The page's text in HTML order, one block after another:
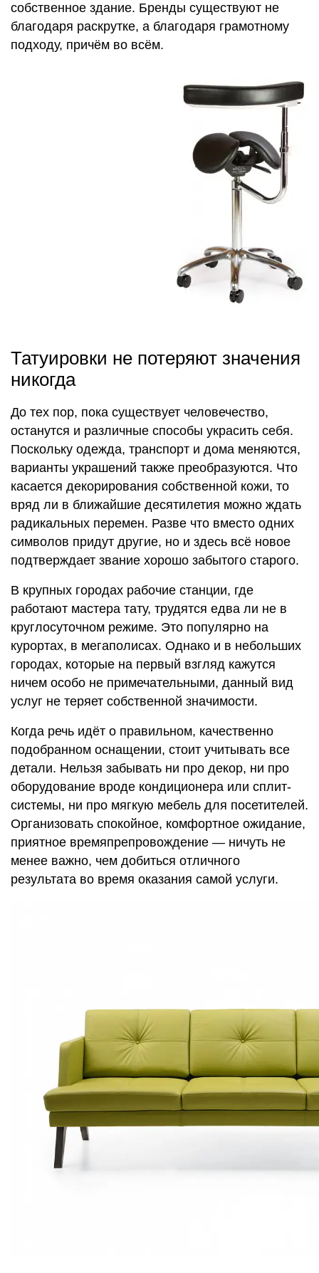
собственное здание. Бренды существуют не
благодаря раскрутке, а благодаря грамотному
подходу, причём во всём.
Татуировки не потеряют значения
никогда
До тех пор, пока существует человечество,
останутся и различные способы украсить себя.
Поскольку одежда, транспорт и дома меняются,
варианты украшений также преобразуются. Что
касается декорирования собственной кожи, то
вряд ли в ближайшие десятилетия можно ждать
радикальных перемен. Разве что вместо одних
символов придут другие, но и здесь всё новое
подтверждает звание хорошо забытого старого.
В крупных городах рабочие станции, где
работают мастера тату, трудятся едва ли не в
круглосуточном режиме. Это популярно на
курортах, в мегаполисах. Однако и в небольших
городах, которые на первый взгляд кажутся
ничем особо не примечательными, данный вид
услуг не теряет собственной значимости.
Когда речь идёт о правильном, качественно
подобранном оснащении, стоит учитывать все
детали. Нельзя забывать ни про декор, ни про
оборудование вроде кондиционера или сплит-
системы, ни про мягкую мебель для посетителей.
Организовать спокойное, комфортное ожидание,
приятное времяпрепровождение — ничуть не
менее важно, чем добиться отличного
результата во время оказания самой услуги.